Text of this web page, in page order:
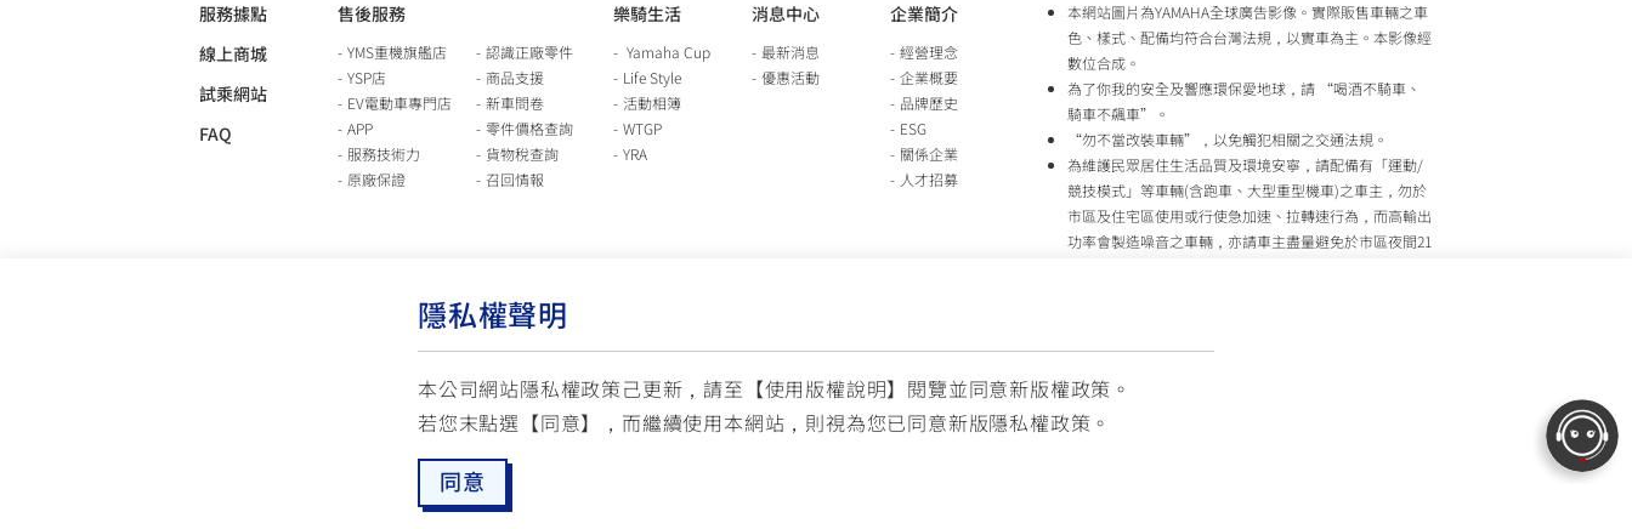
隱私權聲明
本公司網站隱私權政策己更新，請至【使用版權說明】閱覽並同意新版權政策。
若您末點選【同意】，而繼續使用本網站，則視為您已同意新版隱私權政策。
同意
服務據點
線上商城
試乘網站
FAQ
售後服務
YMS重機旗艦店
YSP店
EV電動車專門店
APP
服務技術力
原廠保證
認識正廠零件
商品支援
新車問卷
零件價格查詢
貨物稅查詢
召回情報
樂騎生活
Yamaha Cup
Life Style
活動相簿
WTGP
YRA
消息中心
最新消息
優惠活動
企業簡介
經營理念
企業概要
品牌歷史
ESG
關係企業
人才招募
本網站圖片為YAMAHA全球廣告影像。實際販售車輛之車
色、樣式、配備均符合台灣法規，以實車為主。本影像經
數位合成。
為了你我的安全及響應環保愛地球，請 “喝酒不騎車、
騎車不飆車”。
“勿不當改裝車輛”，以免觸犯相關之交通法規。
為維護民眾居住生活品質及環境安寧，請配備有「運動/
競技模式」等車輛(含跑車、大型重型機車)之車主，勿於
市區及住宅區使用或行使急加速、拉轉速行為，而高輸出
功率會製造噪音之車輛，亦請車主盡量避免於市區夜間21
交通安全入口網
☏ 免付費客服專線: 0800-631-680 ✉ 聯繫客服
每週一 ~ 五 08:00~12:10 / 13:00~16:40(國定假日與公司假日除外)